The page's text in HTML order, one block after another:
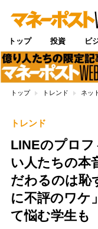
トップ 投資 ビ
トップ トレンド ネッ
トレンド
LINEのプロ
い人たちの
だわるのは恥
に不評のワケ
て悩む学生も